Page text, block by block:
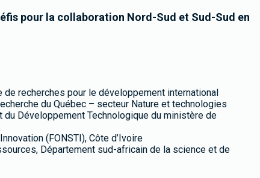
pour la collaboration Nord-Sud et Sud-Sud en
recherches pour le développement international
du Québec – secteur Nature et technologies
Développement Technologique du ministère de
(FONSTI), Côte d’Ivoire
Département sud-africain de la science et de